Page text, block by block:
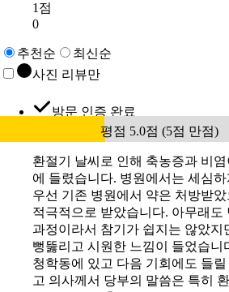
1점
0
추천순
최신순
사진 리뷰만
방문 인증 완료
평점 5.0점 (5점 만점)
환절기 날씨로 인해 축농증과 비
에 들렸습니다. 병원에서는 세심
우선 기존 병원에서 약은 처방받
적극적으로 받았습니다. 아무래도
과정이라서 참기가 쉽지는 않았지
뻥뚫리고 시원한 느낌이 들었습니
청학동에 있고 다음 기회에도 들
고 의사께서 당부의 말씀은 특히